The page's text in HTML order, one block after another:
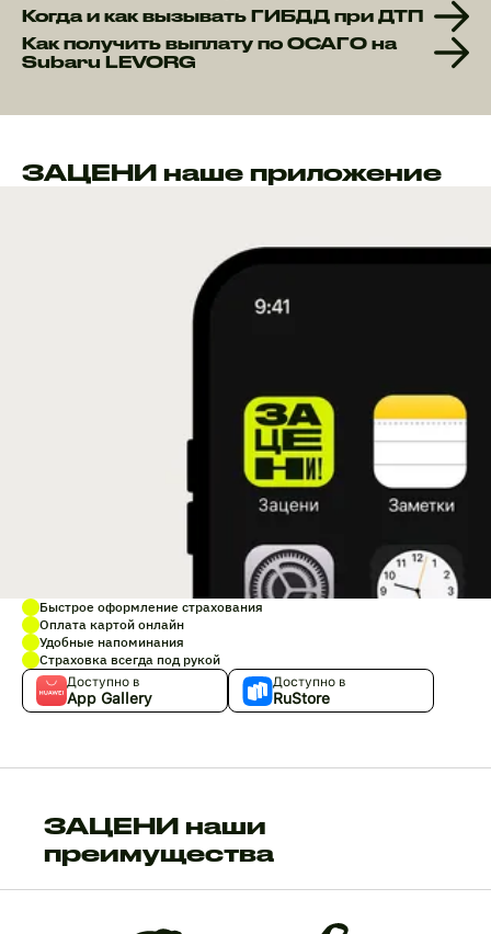
Когда и как вызывать ГИБДД при ДТП
Как получить выплату по ОСАГО на
Subaru LEVORG
ЗАЦЕНИ наше приложение
Быстрое оформление страхования
Оплата картой онлайн
Удобные напоминания
Страховка всегда под рукой
Доступно в
App Gallery
Доступно в
RuStore
ЗАЦЕНИ наши
преимущества